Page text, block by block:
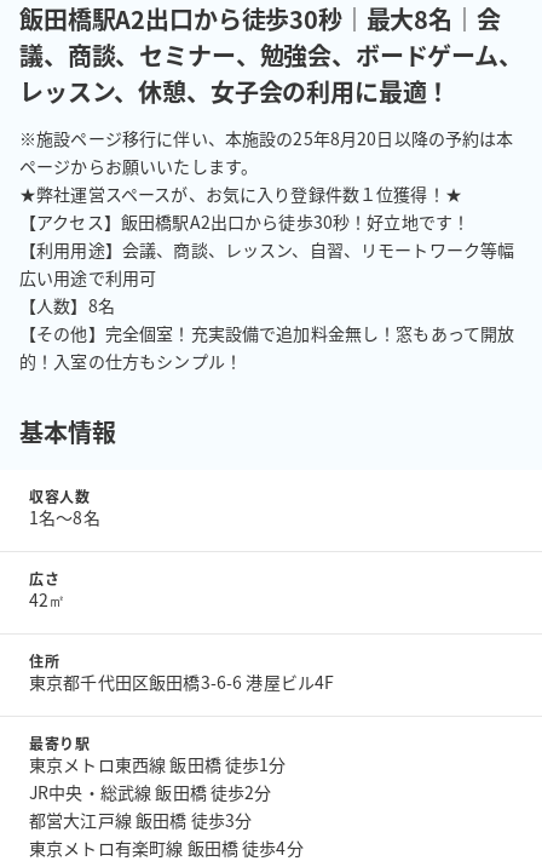
飯田橋駅A2出口から徒歩30秒｜最大8名｜会
議、商談、セミナー、勉強会、ボードゲーム、
レッスン、休憩、女子会の利用に最適！
※施設ページ移行に伴い、本施設の25年8月20日以降の予約は本
ページからお願いいたします。
★弊社運営スペースが、お気に入り登録件数１位獲得！★
【アクセス】飯田橋駅A2出口から徒歩30秒！好立地です！
【利用用途】会議、商談、レッスン、自習、リモートワーク等幅
広い用途で利用可
【人数】8名
【その他】完全個室！充実設備で追加料金無し！窓もあって開放
的！入室の仕方もシンプル！
基本情報
収容人数
1名〜8名
広さ
42㎡
住所
東京都千代田区飯田橋3-6-6 港屋ビル4F
最寄り駅
東京メトロ東西線 飯田橋 徒歩1分
JR中央・総武線 飯田橋 徒歩2分
都営大江戸線 飯田橋 徒歩3分
東京メトロ有楽町線 飯田橋 徒歩4分